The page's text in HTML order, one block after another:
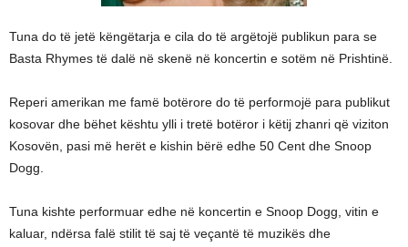
Tuna do të jetë këngëtarja e cila do të argëtojë publikun para se
Basta Rhymes të dalë në skenë në koncertin e sotëm në Prishtinë.
Reperi amerikan me famë botërore do të performojë para publikut
kosovar dhe bëhet kështu ylli i tretë botëror i këtij zhanri që viziton
Kosovën, pasi më herët e kishin bërë edhe 50 Cent dhe Snoop
Dogg.
Tuna kishte performuar edhe në koncertin e Snoop Dogg, vitin e
kaluar, ndërsa falë stilit të saj të veçantë të muzikës dhe